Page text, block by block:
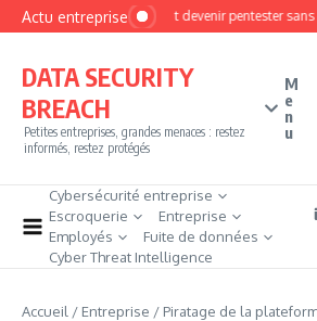
Aller au contenu
Actu entrepriseComment devenir pentester sans
DATA SECURITY
BREACH
Petites entreprises, grandes menaces : restez
informés, restez protégés
M
e
n
u
Cybersécurité entreprise
Escroquerie
Entreprise
Employés
Fuite de données
Cyber Threat Intelligence
Accueil / Entreprise / Piratage de la